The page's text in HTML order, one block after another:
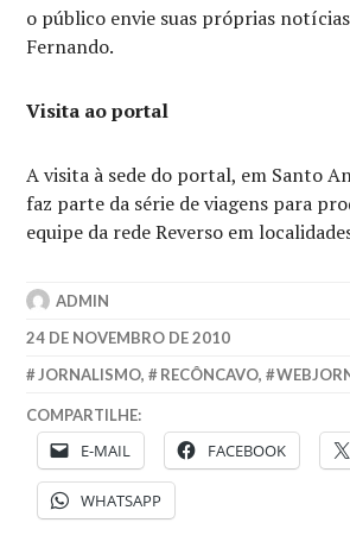
o público envie suas próprias
Fernando.
Visita ao portal
A visita à sede do portal, em Santo
faz parte da série de viagens para
equipe da rede Reverso em
ADMIN
24 DE NOVEMBRO DE 2010
JORNALISMO, RECÔNCAVO,
COMPARTILHE:
E-MAIL FACEBOOK
WHATSAPP